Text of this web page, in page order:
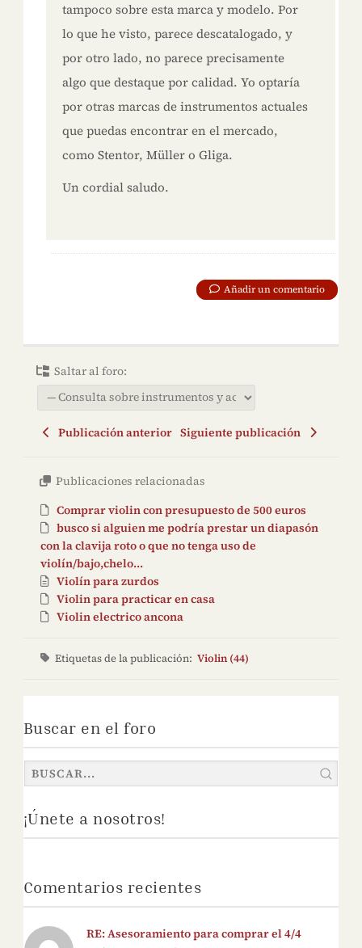
tampoco sobre esta marca y modelo. Por
lo que he visto, parece descatalogado, y
por otro lado, no parece precisamente
algo que destaque por calidad. Yo optaría
por otras marcas de instrumentos actuales
que puedas encontrar en el mercado,
como Stentor, Müller o Gliga.
Un cordial saludo.
Añadir un comentario
Saltar al foro:
Publicación anterior Siguiente publicación
Publicaciones relacionadas
Comprar violin con presupuesto de 500 euros
busco si alguien me podría prestar un diapasón
con la clavija roto o que no tenga uso de
violín/bajo,chelo...
Violín para zurdos
Violin para practicar en casa
Violin electrico ancona
Etiquetas de la publicación:Violin (44)
Buscar en el foro
¡Únete a nosotros!
Comentarios recientes
RE: Asesoramiento para comprar el 4/4